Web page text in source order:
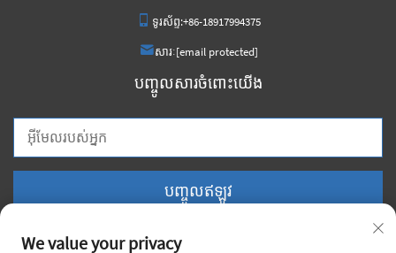
ទូរស័ព្ទ:+86-18917994375
សារៈ[email protected]
បញ្ចូលសារចំពោះយើង
បញ្ចូលឥឡូវ
We value your privacy